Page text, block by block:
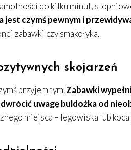
do kilku minut,
czymś pewnym i
zabawki czy smakołyka.
skojarzeń
przyjemnym.Zabawki
uwagę buldożka od
miejsca – legowiska lub